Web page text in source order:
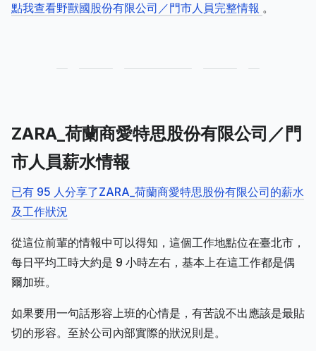
點我查看野獸國股份有限公司／門市人員完整情報 。
ZARA_荷蘭商愛特思股份有限公司／門
市人員薪水情報
已有 95 人分享了ZARA_荷蘭商愛特思股份有限公司的薪水
及工作狀況
從這位前輩的情報中可以得知，這個工作地點位在臺北市，
每日平均工時大約是 9 小時左右，基本上在這工作都是偶
爾加班。
如果要用一句話形容上班的心情是，有苦說不出應該是最貼
切的形容。至於公司內部實際的狀況則是。